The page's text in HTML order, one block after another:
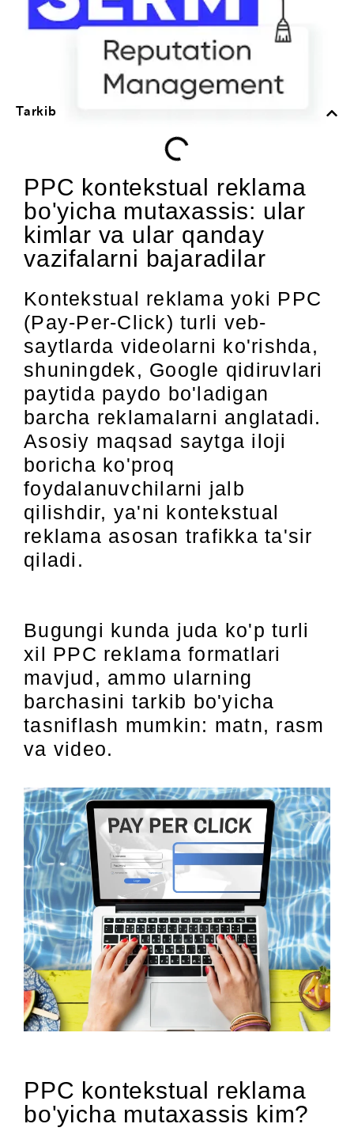
Tarkib
PPC kontekstual reklama
bo'yicha mutaxassis: ular
kimlar va ular qanday
vazifalarni bajaradilar
Kontekstual reklama yoki PPC
(Pay-Per-Click) turli veb-
saytlarda videolarni ko'rishda,
shuningdek, Google qidiruvlari
paytida paydo bo'ladigan
barcha reklamalarni anglatadi.
Asosiy maqsad saytga iloji
boricha ko'proq
foydalanuvchilarni jalb
qilishdir, ya'ni kontekstual
reklama asosan trafikka ta'sir
qiladi.
Bugungi kunda juda ko'p turli
xil PPC reklama formatlari
mavjud, ammo ularning
barchasini tarkib bo'yicha
tasniflash mumkin: matn, rasm
va video.
PPC kontekstual reklama
bo'yicha mutaxassis kim?